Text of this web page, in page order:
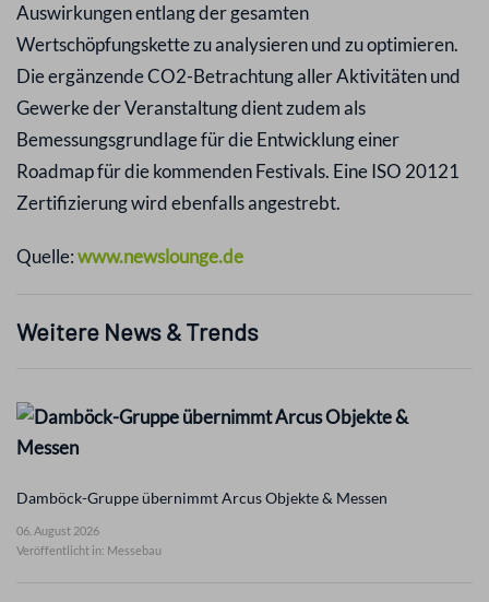
Auswirkungen entlang der gesamten
Wertschöpfungskette zu analysieren und zu optimieren.
Die ergänzende CO2-Betrachtung aller Aktivitäten und
Gewerke der Veranstaltung dient zudem als
Bemessungsgrundlage für die Entwicklung einer
Roadmap für die kommenden Festivals. Eine ISO 20121
Zertifizierung wird ebenfalls angestrebt.
Quelle:www.newslounge.de
Weitere News & Trends
Damböck-Gruppe übernimmt Arcus Objekte & Messen
06. August 2026
Veröffentlicht in: Messebau